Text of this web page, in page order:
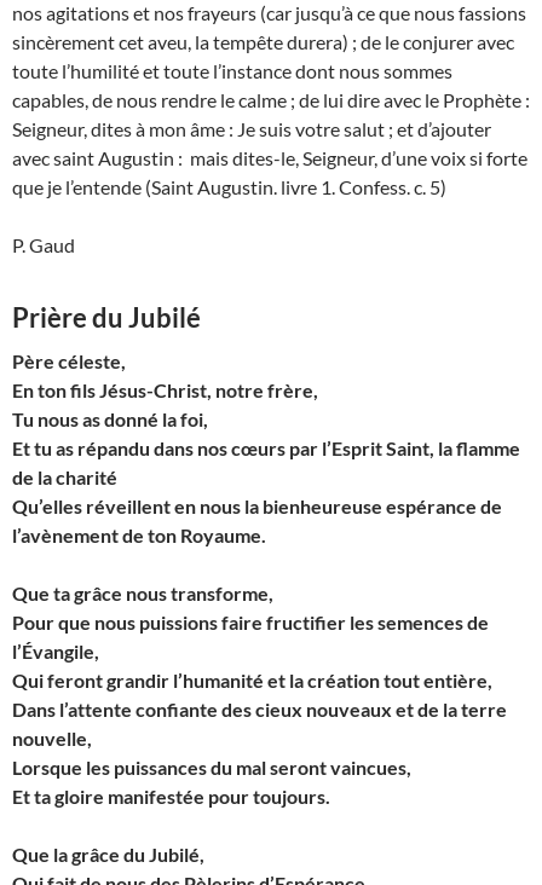
nos agitations et nos frayeurs (car jusqu’à ce que nous fassions
sincèrement cet aveu, la tempête durera) ; de le conjurer avec
toute l’humilité et toute l’instance dont nous sommes
capables, de nous rendre le calme ; de lui dire avec le Prophète :
Seigneur, dites à mon âme : Je suis votre salut ; et d’ajouter
avec saint Augustin : mais dites-le, Seigneur, d’une voix si forte
que je l’entende (Saint Augustin. livre 1. Confess. c. 5)
P. Gaud
Prière du Jubilé
Père céleste,
En ton fils Jésus-Christ, notre frère,
Tu nous as donné la foi,
Et tu as répandu dans nos cœurs par l’Esprit Saint, la flamme
de la charité
Qu’elles réveillent en nous la bienheureuse espérance de
l’avènement de ton Royaume.
Que ta grâce nous transforme,
Pour que nous puissions faire fructifier les semences de
l’Évangile,
Qui feront grandir l’humanité et la création tout entière,
Dans l’attente confiante des cieux nouveaux et de la terre
nouvelle,
Lorsque les puissances du mal seront vaincues,
Et ta gloire manifestée pour toujours.
Que la grâce du Jubilé,